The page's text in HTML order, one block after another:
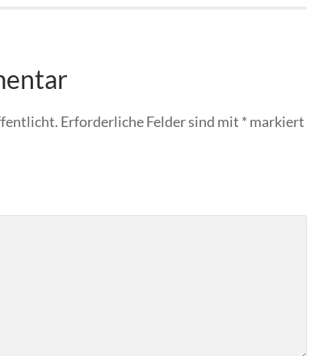
Erforderliche Felder sind mit * markiert